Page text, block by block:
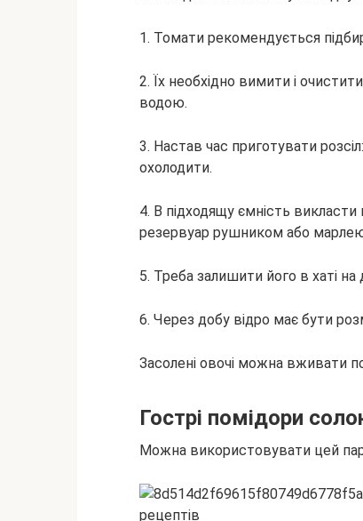
1. Томати рекомендується
2. Їх необхідно вимити і
водою.
3. Настав час приготувати
охолодити.
4. В підходящу ємність викласти
резервуар рушником або
5. Треба залишити його в хаті на
6. Через добу відро має бути
Засолені овочі можна вживати по
Гострі помідори
Можна використовувати цей